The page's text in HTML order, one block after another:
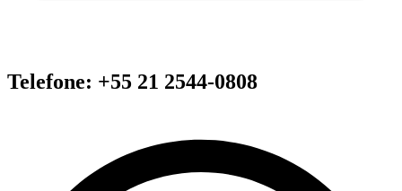
Telefone: +55 21 2544-0808